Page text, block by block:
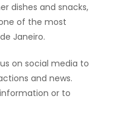
dishes and snacks,
of the most
Janeiro.
on social media to
and news.
or to